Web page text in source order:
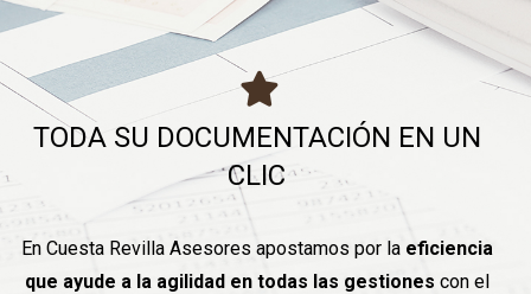
TODA SU DOCUMENTACIÓN EN UN
CLIC
En Cuesta Revilla Asesores apostamos por la eficiencia
que ayude a la agilidad en todas las gestiones con el